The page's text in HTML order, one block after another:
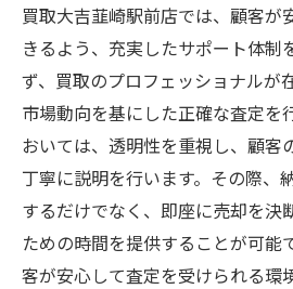
買取大吉韮崎駅前店では、顧客が
きるよう、充実したサポート体制
ず、買取のプロフェッショナルが
市場動向を基にした正確な査定を
おいては、透明性を重視し、顧客
丁寧に説明を行います。その際、
するだけでなく、即座に売却を決
ための時間を提供することが可能
客が安心して査定を受けられる環